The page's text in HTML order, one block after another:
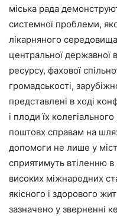
міська рада
системної проблеми,
лікарняного
центральної державної
ресурсу, фахової
громадськості,
представлені в ході
і плоди їх
поштовх справам на
допомоги не лише у
сприятимуть втіленню
високих міжнародних
якісного і здорового
зазначено у зверненні